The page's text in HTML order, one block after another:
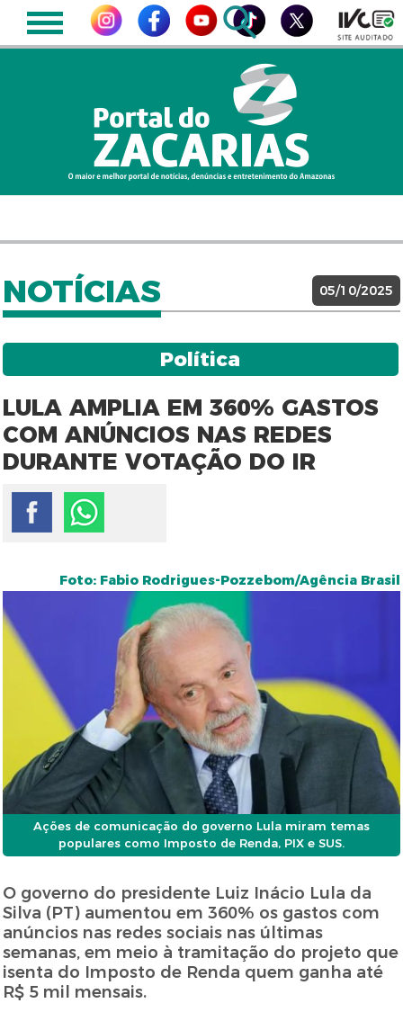
NOTÍCIAS 05/10/2025
Política
LULA AMPLIA EM 360% GASTOS
COM ANÚNCIOS NAS REDES
DURANTE VOTAÇÃO DO IR
Foto: Fabio Rodrigues-Pozzebom/Agência Brasil
Ações de comunicação do governo Lula miram temas
populares como Imposto de Renda, PIX e SUS.
O governo do presidente Luiz Inácio Lula da
Silva (PT) aumentou em 360% os gastos com
anúncios nas redes sociais nas últimas
semanas, em meio à tramitação do projeto que
isenta do Imposto de Renda quem ganha até
R$ 5 mil mensais.